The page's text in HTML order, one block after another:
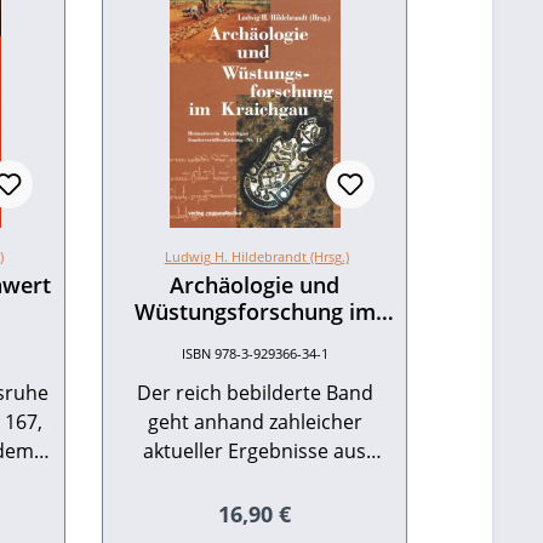
Ludwig H. Hildebrandt (Hrsg.)
Archäologie und
Wüstungsforschung im
ISBN 978-3-929366-34-1
Der reich bebilderte Band
geht anhand zahleicher
aktueller Ergebnisse aus
Geschichtswissenschaft der
Regulärer Preis:
16,90 €